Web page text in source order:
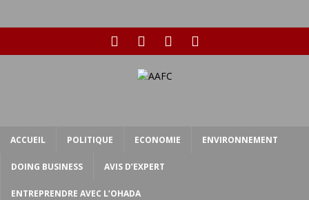
ACCUEIL POLITIQUE ECONOMIE ENVIRONNEMENT
DOING BUSINESS AVIS D’EXPERT
ENTREPRENDRE AVEC L’OHADA